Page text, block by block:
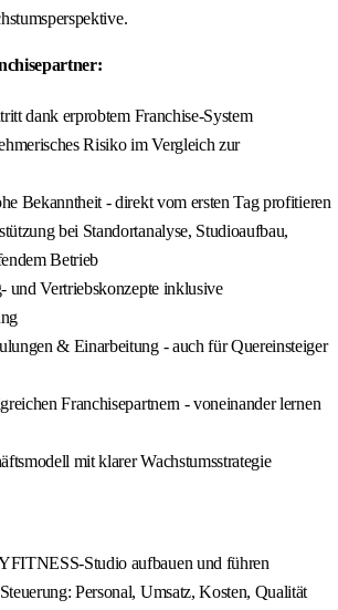
dank erprobtem Franchise-System
Risiko im Vergleich zur
Bekanntheit - direkt vom ersten Tag profitieren
bei Standortanalyse, Studioaufbau,
Betrieb
und Vertriebskonzepte inklusive
& Einarbeitung - auch für Quereinsteiger
Franchisepartnern - voneinander lernen
mit klarer Wachstumsstrategie
Studio aufbauen und führen
Personal, Umsatz, Kosten, Qualität